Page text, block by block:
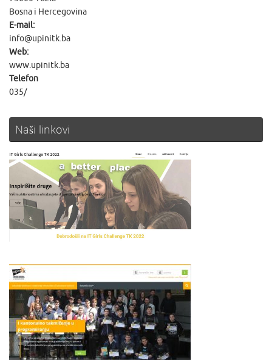
Bosna i Hercegovina
E-mail:
info@upinitk.ba
Web:
www.upinitk.ba
Telefon
035/
Naši linkovi